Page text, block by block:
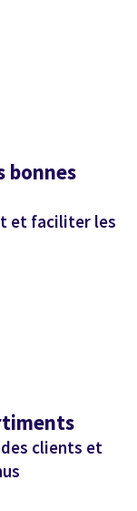
bonnes
et faciliter les
clients et